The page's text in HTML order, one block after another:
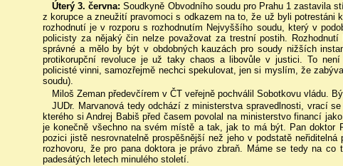
Úterý 3. června:Soudkyně Obvodního soudu pro Prahu 1 zastavila
z korupce a zneužití pravomoci s odkazem na to, že už byli potrestáni
rozhodnutí je v rozporu s rozhodnutím Nejvyššího soudu, který v
policisty za nějaký čin nelze považovat za trestní postih.
správné a mělo by být v obdobných kauzách pro soudy nižších
protikorupční revoluce je už taky chaos a libovůle v justici. To
policisté vinni, samozřejmě nechci spekulovat, jen si myslím, že
soudu).
Miloš Zeman předevčírem v ČT veřejně pochválil Sobotkovu vládu.
JUDr. Marvanová tedy odchází z ministerstva spravedlnosti, vrací
kterého si Andrej Babiš před časem povolal na ministerstvo financí
je konečně všechno na svém místě a tak, jak to má být. Pan doktor
pozici jistě nesrovnatelně prospěšnější než jeho v podstatě
rozhovoru, že pro pana doktora je právo zbraň. Máme se tedy na co
padesátých letech minulého století.